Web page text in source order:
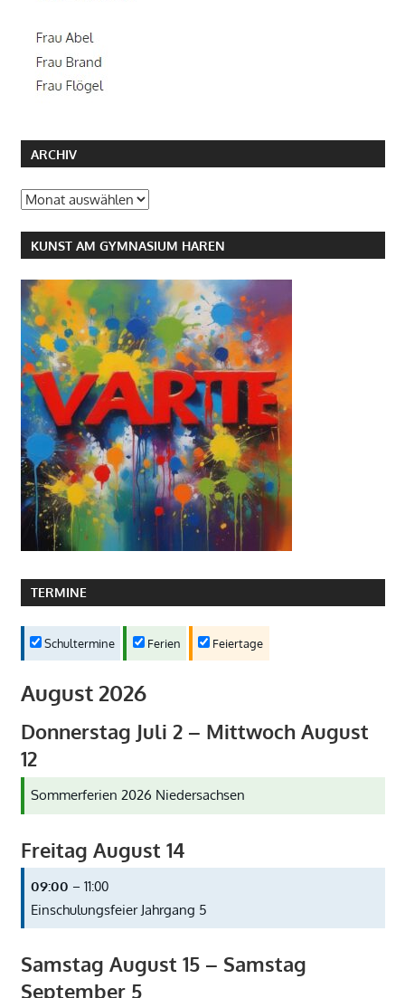
ARCHIV
Archiv
KUNST AM GYMNASIUM HAREN
TERMINE
Schultermine Ferien Feiertage
August 2026
Donnerstag Juli 2– Mittwoch August
12
Sommerferien 2026 Niedersachsen
Freitag August 14
09:00 – 11:00
Einschulungsfeier Jahrgang 5
Samstag August 15– Samstag
September 5